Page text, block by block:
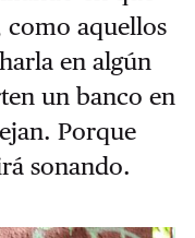
como aquellos
en algún
un banco en
Porque
sonando.